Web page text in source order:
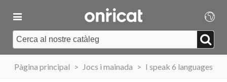
Pàgina principal > Jocs i mainada > I speak 6 languages